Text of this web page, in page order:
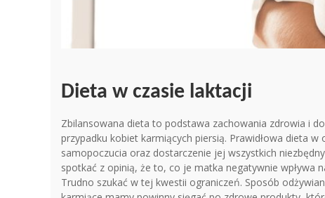
Dieta w czasie laktacji
Zbilansowana dieta to podstawa zachowania zdrowia i
przypadku kobiet karmiących piersią. Prawidłowa dieta
samopoczucia oraz dostarczenie jej wszystkich
spotkać z opinią, że to, co je matka negatywnie wpływa
Trudno szukać w tej kwestii ograniczeń. Sposób